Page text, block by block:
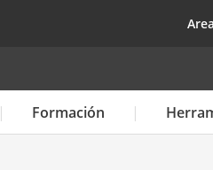
top
Formación